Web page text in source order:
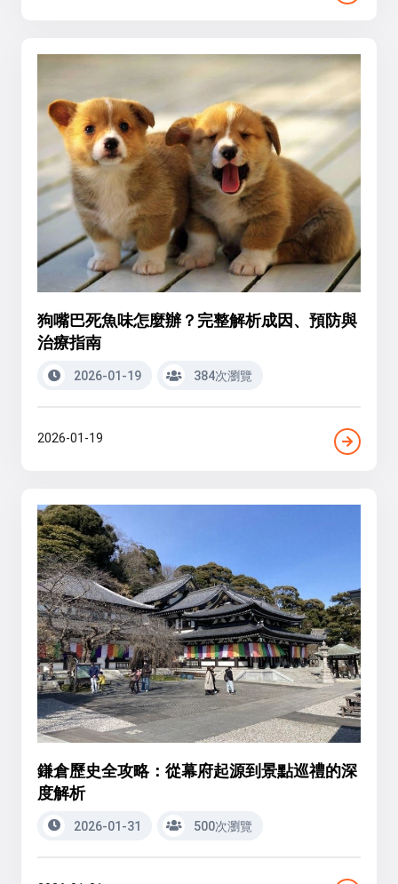
狗嘴巴死魚味怎麼辦？完整解析成因、預防與
治療指南
2026-01-19 384次瀏覽
2026-01-19
鎌倉歷史全攻略：從幕府起源到景點巡禮的深
度解析
2026-01-31 500次瀏覽